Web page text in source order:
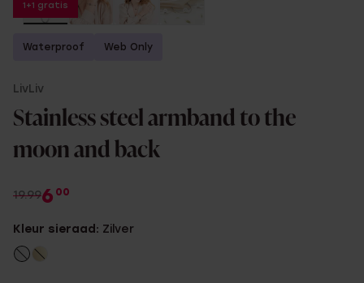
1+1 gratis
Waterproof Web Only
LivLiv
Stainless steel armband to the
moon and back
19.996 00
Kleur sieraad: Zilver